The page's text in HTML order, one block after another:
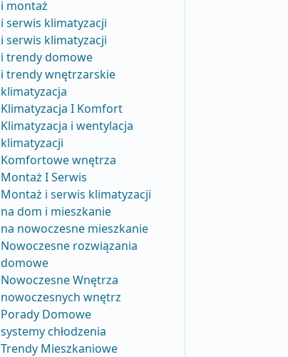
i montaż
i serwis klimatyzacji
i serwis klimatyzacji
i trendy domowe
i trendy wnętrzarskie
klimatyzacja
Klimatyzacja I Komfort
Klimatyzacja i wentylacja
klimatyzacji
Komfortowe wnętrza
Montaż I Serwis
Montaż i serwis klimatyzacji
na dom i mieszkanie
na nowoczesne mieszkanie
Nowoczesne rozwiązania
domowe
Nowoczesne Wnętrza
nowoczesnych wnętrz
Porady Domowe
systemy chłodzenia
Trendy Mieszkaniowe